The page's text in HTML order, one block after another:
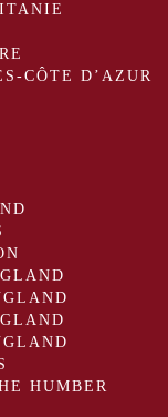
CÔTE D’AZUR
HUMBER